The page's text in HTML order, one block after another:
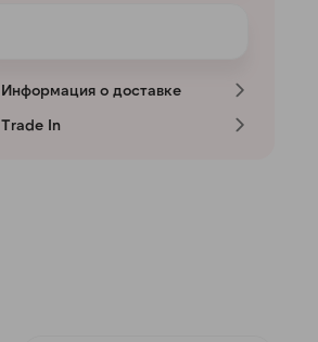
Информация о доставке
Trade In